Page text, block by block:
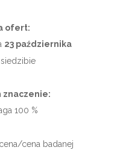
ofert:
23 października
znaczenie:
100 %
cena badanej